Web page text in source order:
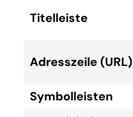
Titelleiste
Adresszeile (URL)
Symbolleisten